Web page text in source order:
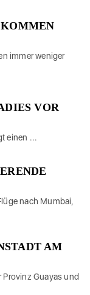
immer weniger
VOR
einen ...
nach Mumbai,
AM
Guayas und